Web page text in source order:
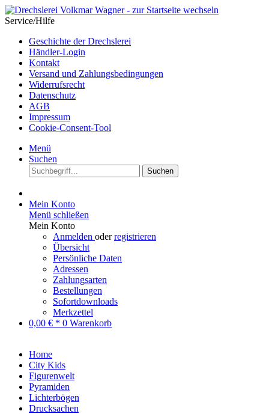
Service/Hilfe
Geschichte der Drechslerei
Händler-Login
Kontakt
Versand und Zahlungsbedingungen
Widerrufsrecht
Datenschutz
AGB
Impressum
Cookie-Consent-Tool
Menü
Suchen
Suchen
Mein Konto
Menü schließen
Mein Konto
Anmelden oderregistrieren
Übersicht
Persönliche Daten
Adressen
Zahlungsarten
Bestellungen
Sofortdownloads
Merkzettel
0,00 € * 0 Warenkorb
Home
City Kids
Figurenwelt
Pyramiden
Lichterbögen
Drucksachen